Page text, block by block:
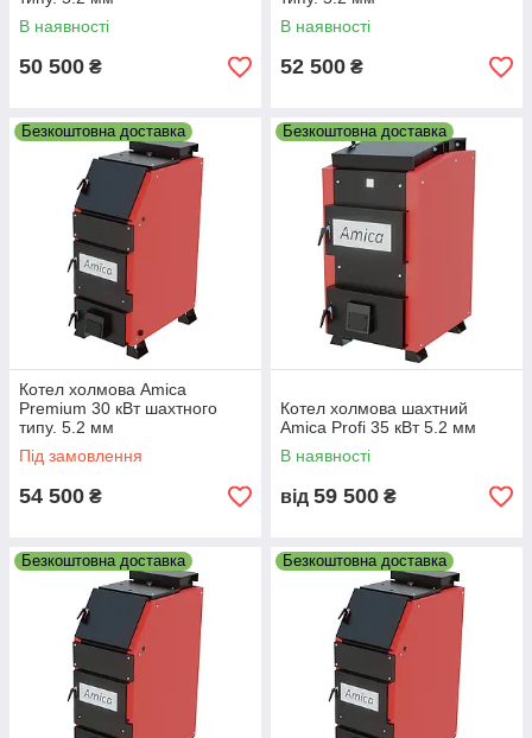
В наявності
50 500 ₴
В наявності
52 500 ₴
Безкоштовна доставка
Котел холмова Amica
Premium 30 кВт шахтного
типу. 5.2 мм
Під замовлення
54 500 ₴
Безкоштовна доставка
Котел холмова шахтний
Amica Profi 35 кВт 5.2 мм
В наявності
від 59 500 ₴
Безкоштовна доставка Безкоштовна доставка